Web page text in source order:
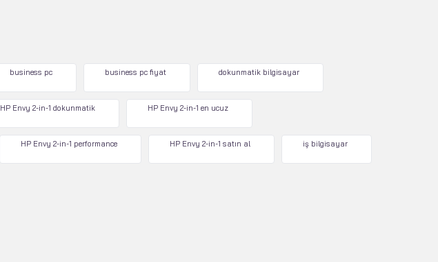
business pc business pc fiyat dokunmatik bilgisayar
HP Envy 2-in-1 dokunmatik HP Envy 2-in-1 en ucuz
HP Envy 2-in-1 performance HP Envy 2-in-1 satın al iş bilgisayar